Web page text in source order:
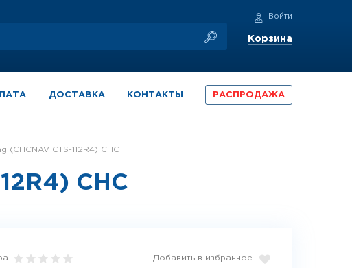
Корзина
Войти
ДОСТАВКА КОНТАКТЫ РАСПРОДАЖА
(CHCNAV CTS-112R4) CHC
CHC
Добавить в избранное